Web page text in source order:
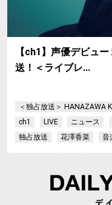
【ch1】声優デビュ
送！＜ライブレ…
＜独占放送＞ HANAZAWA
ch1
LIVE ニュース
独占放送
花澤香菜 音